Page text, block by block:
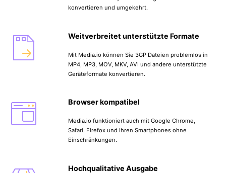
konvertieren und umgekehrt.
Weitverbreitet unterstützte Formate
Mit Media.io können Sie 3GP Dateien problemlos in
MP4, MP3, MOV, MKV, AVI und andere unterstützte
Geräteformate konvertieren.
Browser kompatibel
Media.io funktioniert auch mit Google Chrome,
Safari, Firefox und Ihren Smartphones ohne
Einschränkungen.
Hochqualitative Ausgabe